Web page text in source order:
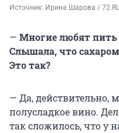
Источник: Ирина Шарова /
— Многие любят пить
Слышала, что
Это так?
— Да, действительно,
полусладкое вино.
так сложилось, что у